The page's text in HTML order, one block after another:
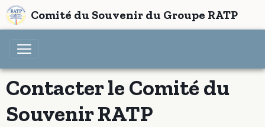
Comité du Souvenir du Groupe RATP
Contacter le Comité du
Souvenir RATP